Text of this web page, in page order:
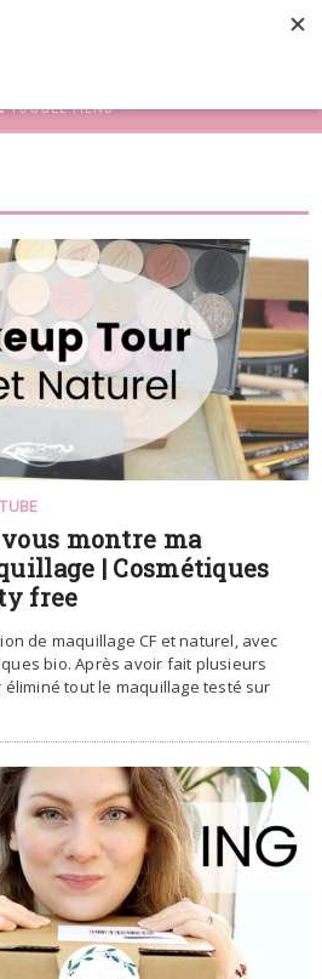
TOGGLE MENU
montre ma
| Cosmétiques
free
de maquillage CF et naturel, avec
bio. Après avoir fait plusieurs
tout le maquillage testé sur